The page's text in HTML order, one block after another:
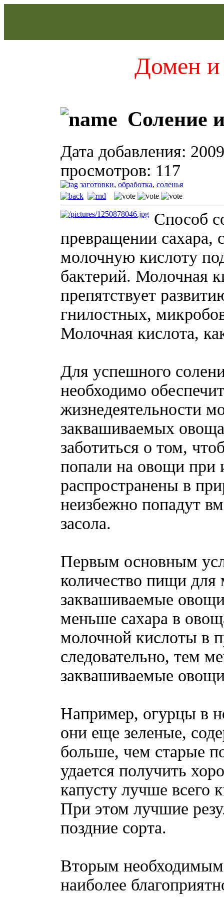
Домен и
Соление
Дата добавления:
просмотров: 117
заготовки, обработка, соленья
Способ
превращении сахара,
молочную кислоту
бактерий. Молочная
препятствует
гнилостных,
Молочная кислота,
Для успешного
необходимо
жизнедеятельности
заквашиваемых
заботиться о том,
попали на овощи
распространены в
неизбежно попадут
засола.
Первым основным
количество пищи для
заквашиваемые
меньше сахара в
молочной кислоты в
следовательно, тем
заквашиваемые
Например, огурцы в
они еще зеленые,
больше, чем старые
удается получить
капусту лучше всего
При этом лучшие
поздние сорта.
Вторым необходимым
наиболее